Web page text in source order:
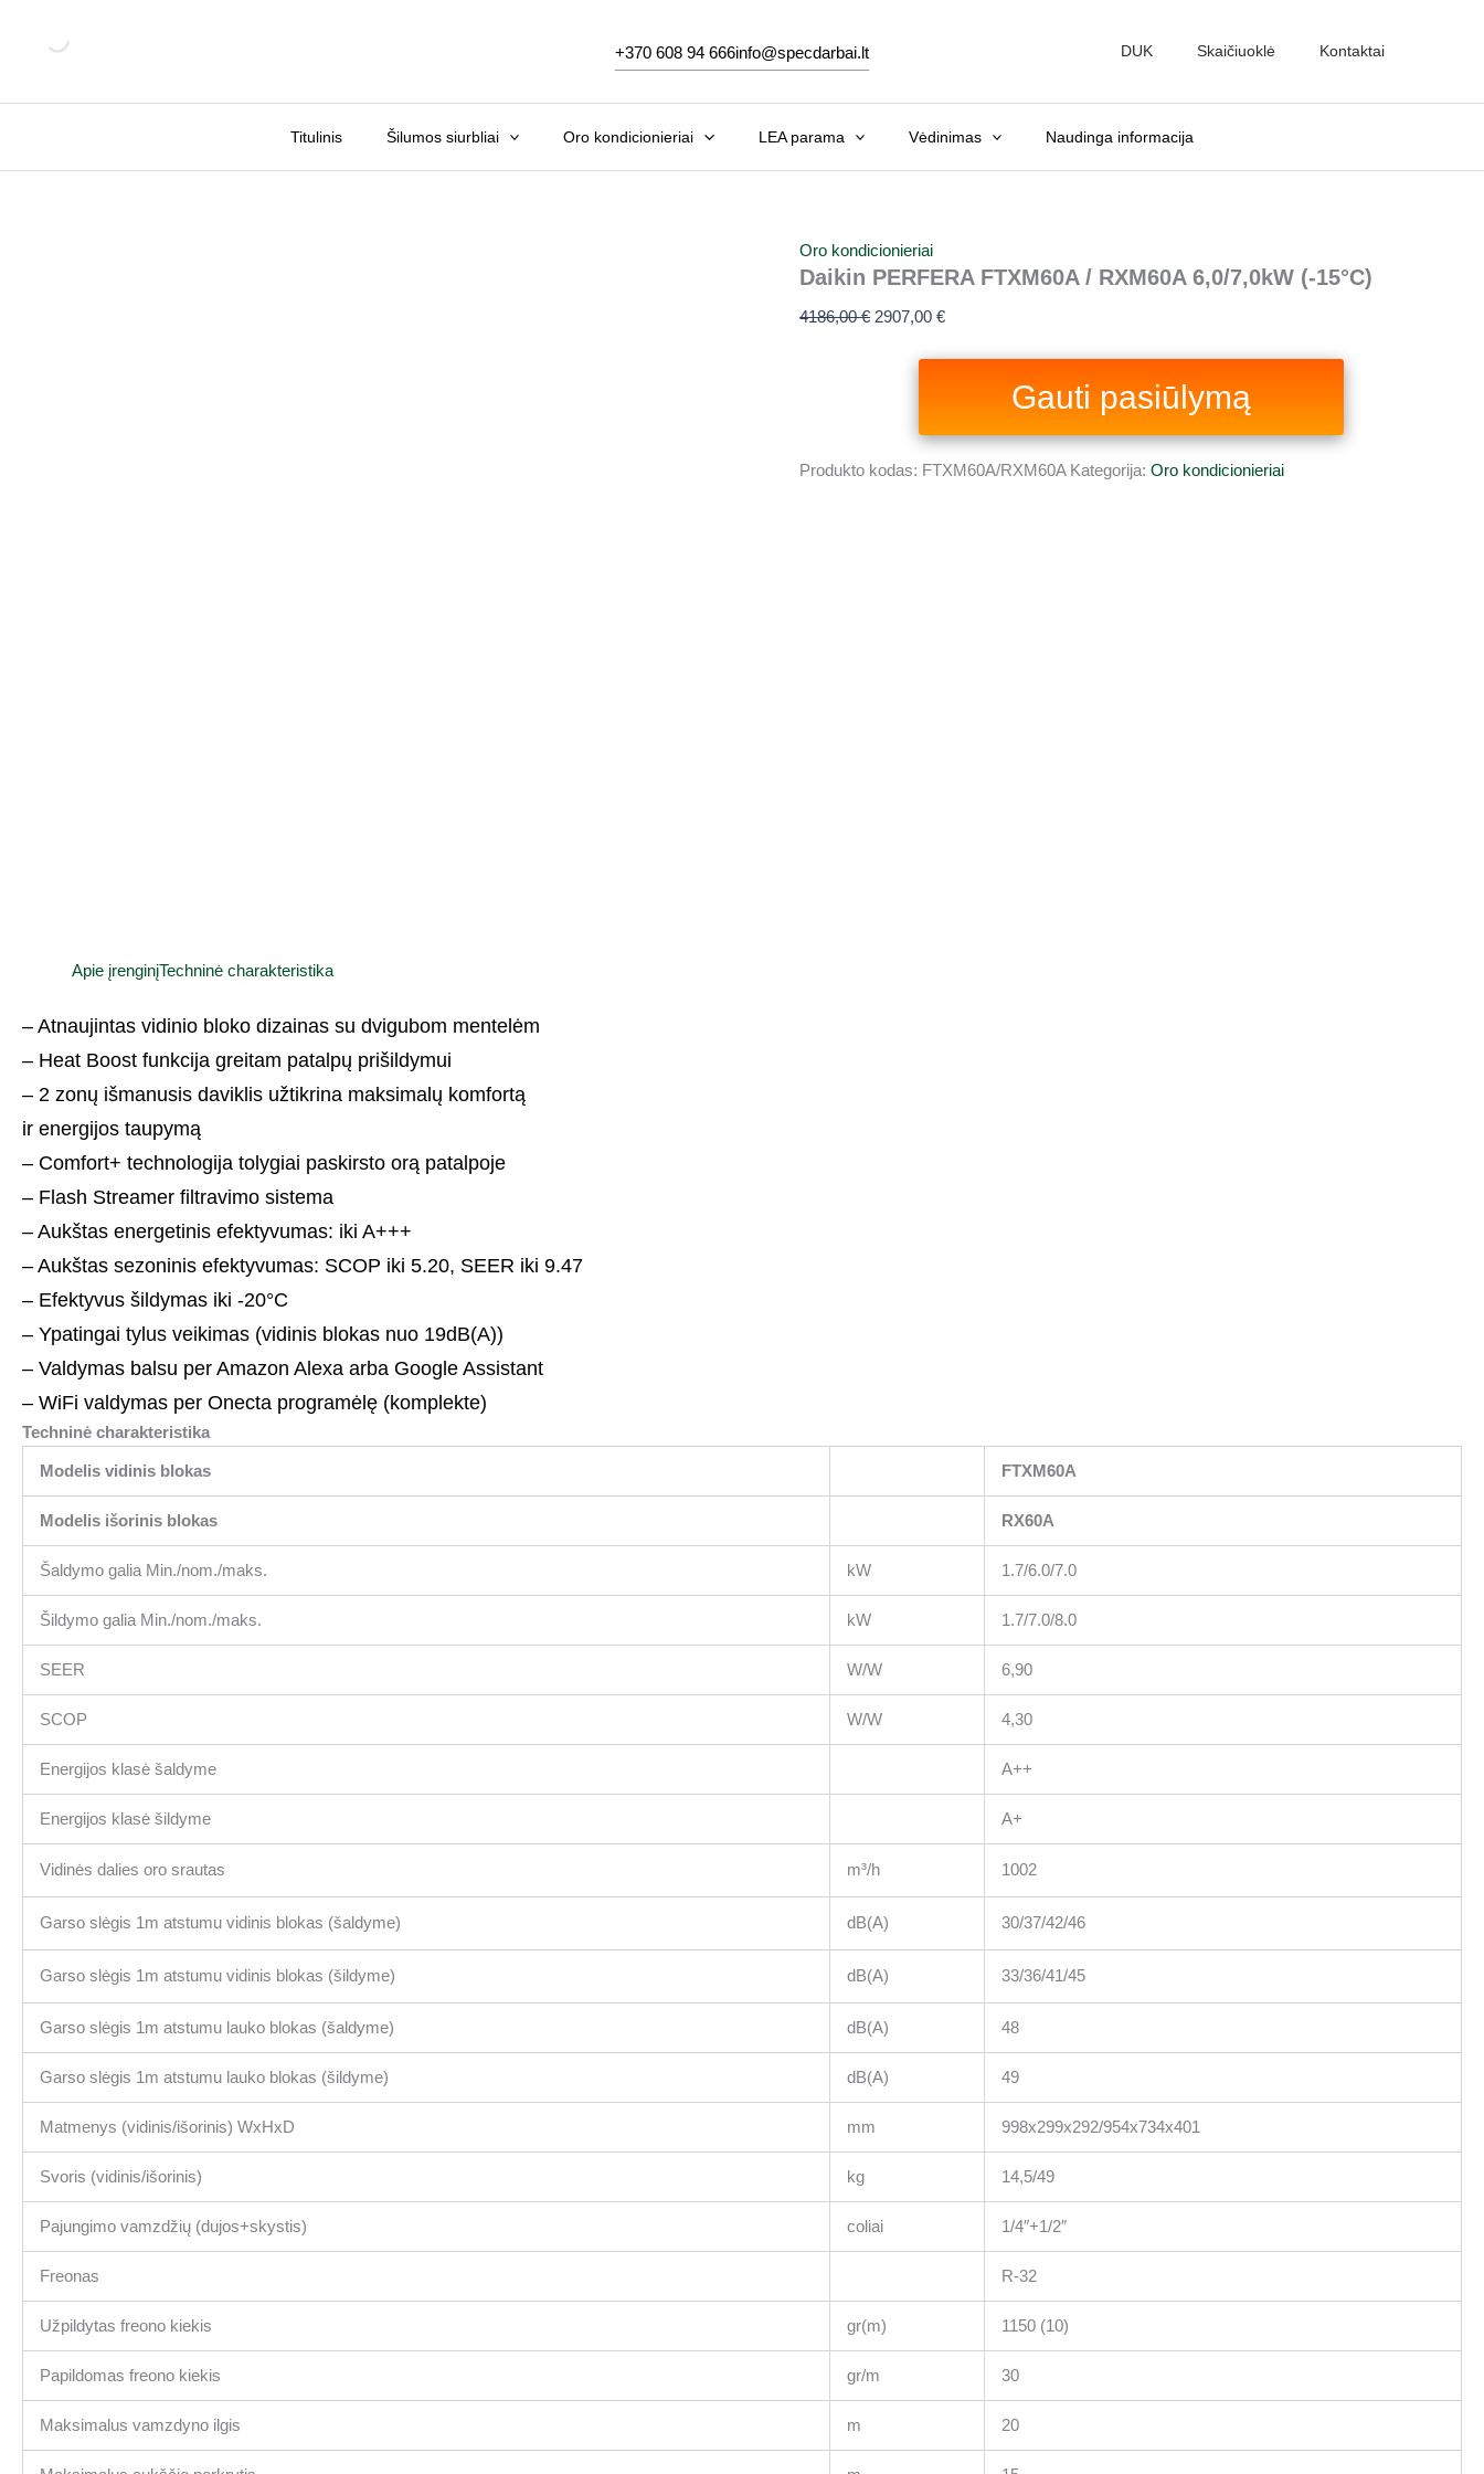
+370 608 94 666info@specdarbai.lt DUK Skaičiuoklė Kontaktai
Titulinis Šilumos siurbliai Oro kondicionieriai LEA parama Vėdinimas Naudinga informacija
Oro kondicionieriai
Daikin PERFERA FTXM60A / RXM60A 6,0/7,0kW (-15°C)
4186,00€ 2907,00€
Gauti pasiūlymą
Produkto kodas: FTXM60A/RXM60A Kategorija:Oro kondicionieriai
Apie įrenginįTechninė charakteristika
– Atnaujintas vidinio bloko dizainas su dvigubom mentelėm
– Heat Boost funkcija greitam patalpų prišildymui
– 2 zonų išmanusis daviklis užtikrina maksimalų komfortą
ir energijos taupymą
– Comfort+ technologija tolygiai paskirsto orą patalpoje
– Flash Streamer filtravimo sistema
– Aukštas energetinis efektyvumas: iki A+++
– Aukštas sezoninis efektyvumas: SCOP iki 5.20, SEER iki 9.47
– Efektyvus šildymas iki -20°C
– Ypatingai tylus veikimas (vidinis blokas nuo 19dB(A))
– Valdymas balsu per Amazon Alexa arba Google Assistant
– WiFi valdymas per Onecta programėlę (komplekte)
Techninė charakteristika
Modelis vidinis blokas FTXM60A
Modelis išorinis blokas RX60A
Šaldymo galia Min./nom./maks. kW 1.7/6.0/7.0
Šildymo galia Min./nom./maks. kW 1.7/7.0/8.0
SEER W/W 6,90
SCOP W/W 4,30
Energijos klasė šaldyme A++
Energijos klasė šildyme A+
Vidinės dalies oro srautas m³/h 1002
Garso slėgis 1m atstumu vidinis blokas (šaldyme) dB(A) 30/37/42/46
Garso slėgis 1m atstumu vidinis blokas (šildyme) dB(A) 33/36/41/45
Garso slėgis 1m atstumu lauko blokas (šaldyme) dB(A) 48
Garso slėgis 1m atstumu lauko blokas (šildyme) dB(A) 49
Matmenys (vidinis/išorinis) WxHxD mm 998x299x292/954x734x401
Svoris (vidinis/išorinis) kg 14,5/49
Pajungimo vamzdžių (dujos+skystis) coliai 1/4″+1/2″
Freonas R-32
Užpildytas freono kiekis gr(m) 1150 (10)
Papildomas freono kiekis gr/m 30
Maksimalus vamzdyno ilgis m 20